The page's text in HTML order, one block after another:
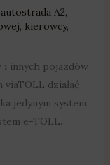
autostrada A2,
, kierowcy,
i innych pojazdów
działać
jedynym system
e-TOLL.